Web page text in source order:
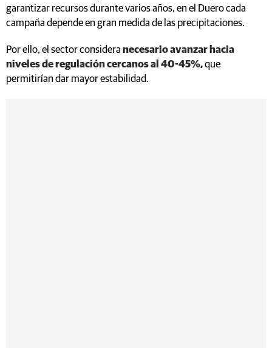
garantizar recursos durante varios años, en el Duero cada
campaña depende en gran medida de las precipitaciones.
Por ello, el sector considera necesario avanzar hacia
niveles de regulación cercanos al 40-45%,que
permitirían dar mayor estabilidad.